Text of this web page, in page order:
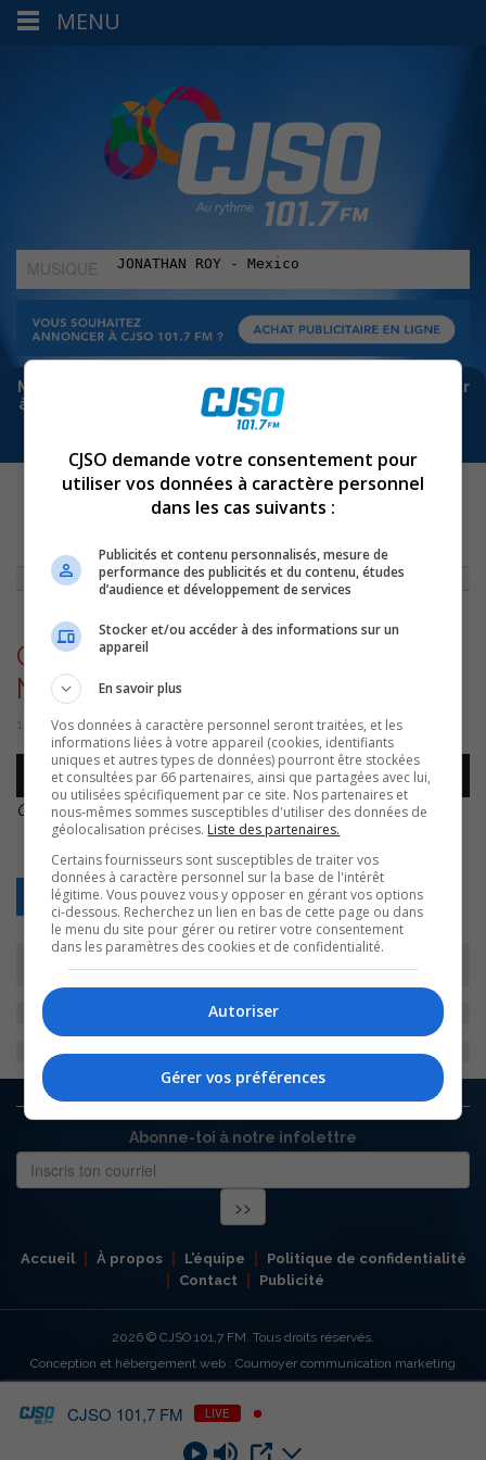
MUSIQUE
:
Meta bloque les infos sur Facebook. Pour ne rien manquer
à Sorel-Tracy et la région, abonne-toi à notre infolettre :
GABRIEL ARPIN – 14 SEPTEMBRE MONTAGE –
GABRIEL ARPIN – 14 SEPTEMBRE
MONTAGE –
14 septembre 2022 | Par Équipe CJSO
Lecteur
audio
00:00 00:00
GABRIEL ARPIN – 14 SEPTEMBRE MONTAGE –.
Retour
Abonne-toi à notre infolettre
Accueil À propos L’équipe
Politique de confidentialité
Contact
Publicité
2026 © CJSO 101,7 FM. Tous droits réservés.
Conception et hébergement web : Cournoyer communication marketing
CJSO 101,7 FM LIVE
MENU
CJSO demande votre consentement pour
utiliser vos données à caractère personnel
dans les cas suivants :
Publicités et contenu personnalisés, mesure de
performance des publicités et du contenu, études
d’audience et développement de services
Stocker et/ou accéder à des informations sur un
appareil
En savoir plus
Vos données à caractère personnel seront traitées, et les
informations liées à votre appareil (cookies, identifiants
uniques et autres types de données) pourront être stockées
et consultées par 66 partenaires, ainsi que partagées avec lui,
ou utilisées spécifiquement par ce site. Nos partenaires et
nous-mêmes sommes susceptibles d'utiliser des données de
géolocalisation précises. Liste des partenaires.
Certains fournisseurs sont susceptibles de traiter vos
données à caractère personnel sur la base de l'intérêt
légitime. Vous pouvez vous y opposer en gérant vos options
ci-dessous. Recherchez un lien en bas de cette page ou dans
le menu du site pour gérer ou retirer votre consentement
dans les paramètres des cookies et de confidentialité.
Autoriser
Gérer vos préférences